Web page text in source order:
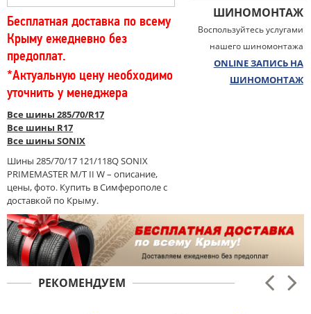
Бесплатная доставка по всему
Крыму ежедневно без
предоплат.
*Актуальную цену необходимо
уточнить у менеджера
Все шины 285/70/R17
Все шины R17
Все шины SONIX
Шины 285/70/17 121/118Q SONIX
PRIMEMASTER M/T II W – описание,
цены, фото. Купить в Симферополе с
доставкой по Крыму.
ШИНОМОНТАЖ
Воспользуйтесь услугами
нашего шиномонтажа
ONLINE ЗАПИСЬ НА
ШИНОМОНТАЖ
РЕКОМЕНДУЕМ